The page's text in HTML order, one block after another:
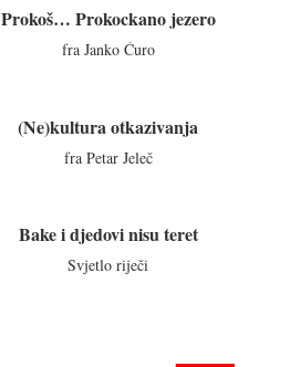
Prokoš… Prokockano jezero
fra Janko Ćuro
(Ne)kultura otkazivanja
fra Petar Jeleč
Bake i djedovi nisu teret
Svjetlo riječi